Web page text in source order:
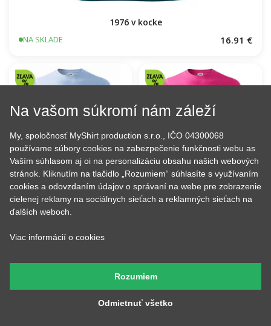
1976 v kocke
NA SKLADE 16.91 €
Narodeniny 40 rokov na
bicykli
Narodeninový strom 70
Na vašom súkromí nám záleží
My, spoločnosť MyShirt production s.r.o., IČO 04300068
používame súbory cookies na zabezpečenie funkčnosti webu as
Vaším súhlasom aj oi na personalizáciu obsahu našich webových
stránok. Kliknutím na tlačidlo „Rozumiem“ súhlasíte s využívaním
cookies a odovzdaním údajov o správaní na webe pre zobrazenie
cielenej reklamy na sociálnych sieťach a reklamných sieťach na
ďalších weboch.
Viac informácií o cookies
Odmietnuť všetko
Rozumiem